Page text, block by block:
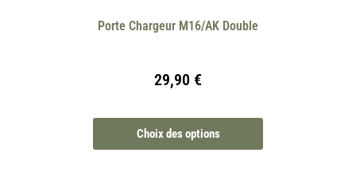
Porte Chargeur M16/AK Double
29,90 €
Choix des options